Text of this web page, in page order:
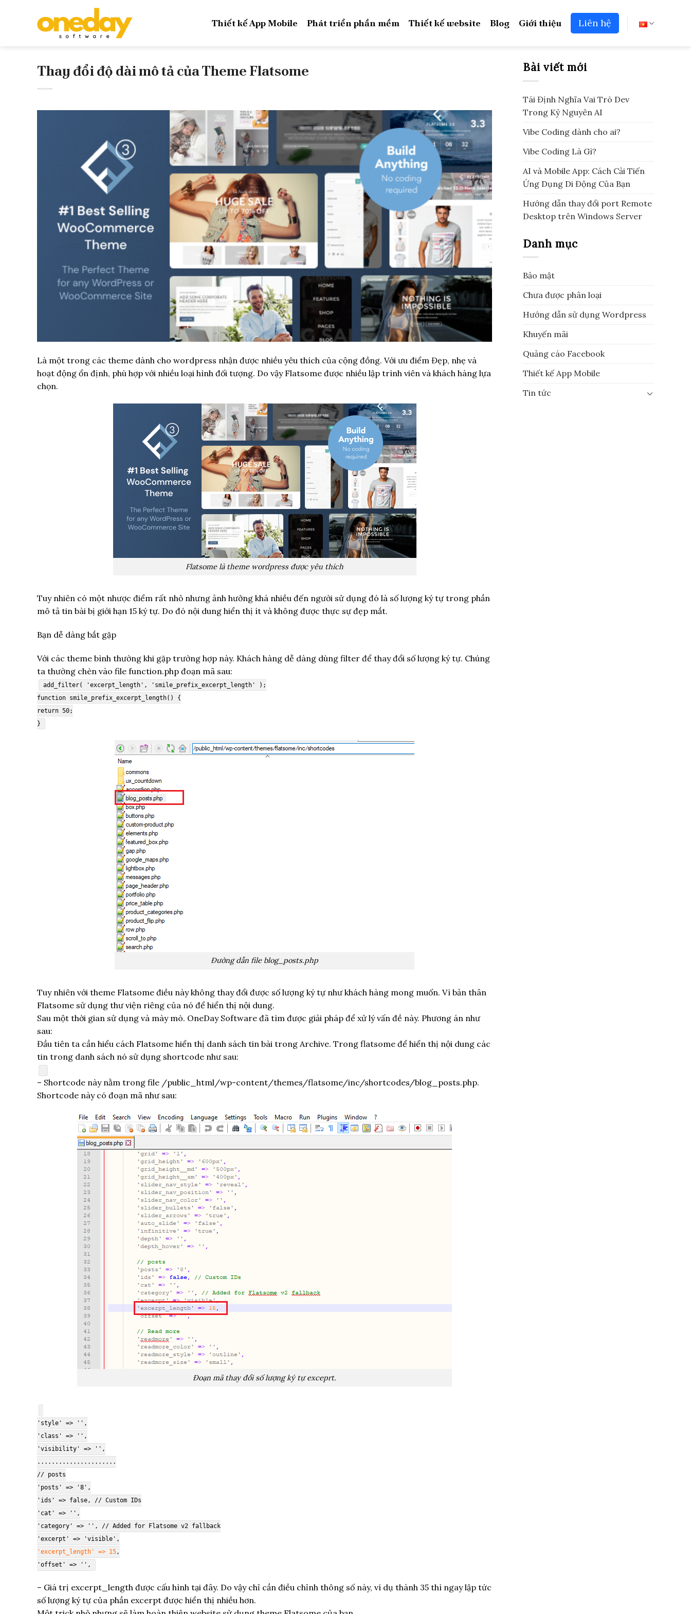
Thiết kế App Mobile Phát triển phần mềm Thiết kế website Blog Giới thiệu Liên hệ
Thay đổi độ dài mô tả của Theme Flatsome
Là một trong các theme dành cho wordpress nhận được nhiều yêu thích của cộng đồng. Với ưu điểm Đẹp, nhẹ và
hoạt động ổn định, phù hợp với nhiều loại hình đối tượng. Do vậy Flatsome được nhiều lập trình viên và khách hàng lựa
chọn.
Flatsome là theme wordpress được yêu thích
Tuy nhiên có một nhược điểm rất nhỏ nhưng ảnh hưởng khá nhiều đến người sử dụng đó là số lượng ký tự trong phần
mô tả tin bài bị giới hạn 15 ký tự. Do đó nội dung hiển thị ít và không được thực sự đẹp mắt.
Bạn dễ dàng bắt gặp
Với các theme bình thường khi gặp trường hợp này. Khách hàng dễ dàng dùng filter để thay đổi số lượng ký tự. Chúng
ta thường chèn vào file function.php đoạn mã sau:
add_filter( 'excerpt_length', 'smile_prefix_excerpt_length' );
function smile_prefix_excerpt_length() {
return 50;
}
Đường dẫn file blog_posts.php
Tuy nhiên với theme Flatsome điều này không thay đổi được số lượng ký tự như khách hàng mong muốn. Vì bản thân
Flatsome sử dụng thư viện riêng của nó để hiển thị nội dung.
Sau một thời gian sử dụng và mày mò. OneDay Software đã tìm được giải pháp để xử lý vấn đề này. Phương án như
sau:
Đầu tiên ta cần hiểu cách Flatsome hiển thị danh sách tin bài trong Archive. Trong flatsome để hiển thị nội dung các
tin trong danh sách nó sử dụng shortcode như sau:
– Shortcode này nằm trong file /public_html/wp-content/themes/flatsome/inc/shortcodes/blog_posts.php.
Shortcode này có đoạn mã như sau:
Đoạn mã thay đổi số lượng ký tự exceprt.
'style' => '',
'class' => '',
'visibility' => '',
......................
// posts
'posts' => '8',
'ids' => false, // Custom IDs
'cat' => '',
'category' => '', // Added for Flatsome v2 fallback
'excerpt' => 'visible',
'excerpt_length' => 15,
'offset' => '',
– Giá trị excerpt_length được cấu hình tại đây. Do vậy chỉ cần điều chỉnh thông số này, ví dụ thành 35 thì ngay lập tức
số lượng ký tự của phần excerpt được hiển thị nhiều hơn.
Bài viết mới
Tái Định Nghĩa Vai Trò Dev
Trong Kỷ Nguyên AI
Vibe Coding dành cho ai?
Vibe Coding Là Gì?
AI và Mobile App: Cách Cải Tiến
Ứng Dụng Di Động Của Bạn
Hướng dẫn thay đổi port Remote
Desktop trên Windows Server
Danh mục
Bảo mật
Chưa được phân loại
Hướng dẫn sử dụng Wordpress
Khuyến mãi
Quảng cáo Facebook
Thiết kế App Mobile
Tin tức